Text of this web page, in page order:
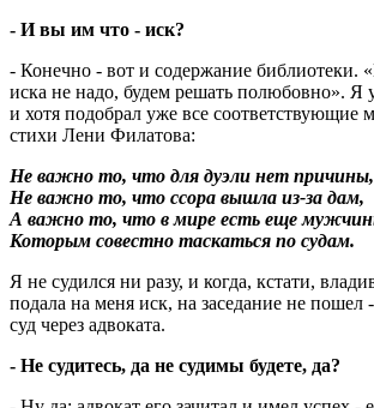
- И вы им что - иск?
- Конечно - вот и содержание библиотеки.
иска не надо, будем решать полюбовно». Я
и хотя подобрал уже все соответствующие
стихи Лени Филатова:
Не важно то, что для дуэли нет причины,
Не важно то, что ссора вышла из-за дам,
А важно то, что в мире есть еще
Которым совестно таскаться по судам.
Я не судился ни разу, и когда, кстати,
подала на меня иск, на заседание не пошел
суд через адвоката.
- Не судитесь, да не судимы будете, да?